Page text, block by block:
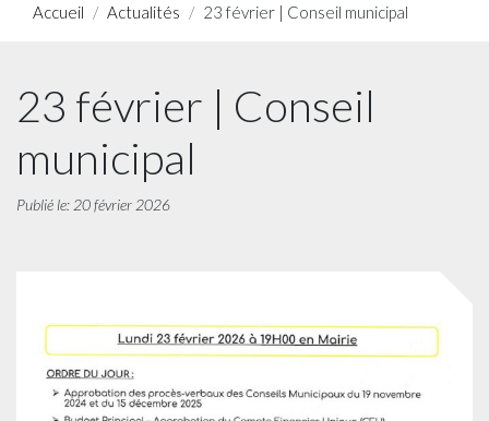
Accueil Actualités 23 février | Conseil municipal
23 février | Conseil
municipal
Publié le: 20 février 2026